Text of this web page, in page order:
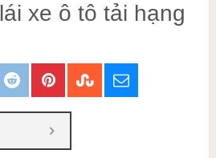
xe ô tô tải hạng